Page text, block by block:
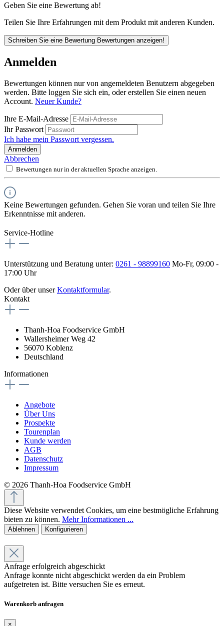
Geben Sie eine Bewertung ab!
Teilen Sie Ihre Erfahrungen mit dem Produkt mit anderen Kunden.
Schreiben Sie eine Bewertung Bewertungen anzeigen!
Anmelden
Bewertungen können nur von angemeldeten Benutzern abgegeben
werden. Bitte loggen Sie sich ein, oder erstellen Sie einen neuen
Account. Neuer Kunde?
Ihre E-Mail-Adresse
Ihr Passwort
Ich habe mein Passwort vergessen.
Anmelden
Abbrechen
Bewertungen nur in der aktuellen Sprache anzeigen.
Keine Bewertungen gefunden. Gehen Sie voran und teilen Sie Ihre
Erkenntnisse mit anderen.
Service-Hotline
Unterstützung und Beratung unter: 0261 - 98899160 Mo-Fr, 09:00 -
17:00 Uhr
Oder über unserKontaktformular.
Kontakt
Thanh-Hoa Foodservice GmbH
Wallersheimer Weg 42
56070 Koblenz
Deutschland
Informationen
Angebote
Über Uns
Prospekte
Tourenplan
Kunde werden
AGB
Datenschutz
Impressum
© 2026 Thanh-Hoa Foodservice GmbH
Diese Website verwendet Cookies, um eine bestmögliche Erfahrung
bieten zu können. Mehr Informationen ...
Ablehnen Konfigurieren
Anfrage erfolgreich abgeschickt
Anfrage konnte nicht abgeschickt werden da ein Problem
aufgetreten ist. Bitte versuchen Sie es erneut.
Warenkorb anfragen
×